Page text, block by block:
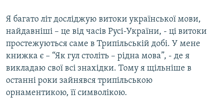
Я багато літ досліджую витоки української мови,
найдавніші – це від часів Русі-України, - ці витоки
простежуються саме в Трипільській добі. У мене
книжка є – “Як гул століть – рідна мова”, - де я
викладаю свої всі знахідки. Тому я щільніше в
останні роки зайнявся трипільською
орнаментикою, її символікою.